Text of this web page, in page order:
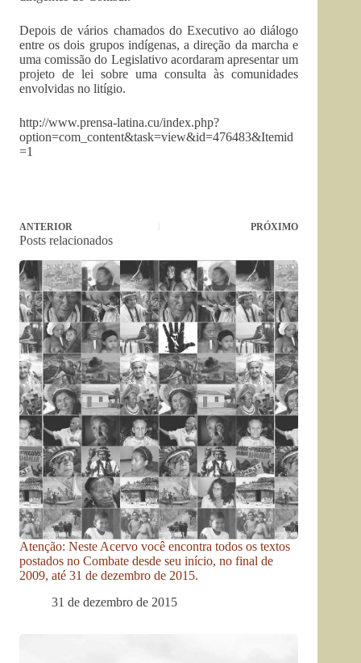
Depois de vários chamados do Executivo ao diálogo
entre os dois grupos indígenas, a direção da marcha e
uma comissão do Legislativo acordaram apresentar um
projeto de lei sobre uma consulta às comunidades
envolvidas no litígio.
http://www.prensa-latina.cu/index.php?
option=com_content&task=view&id=476483&Itemid
=1
ANTERIOR PRÓXIMO
Posts relacionados
Atenção: Neste Acervo você encontra todos os textos
postados no Combate desde seu início, no final de
2009, até 31 de dezembro de 2015.
31 de dezembro de 2015